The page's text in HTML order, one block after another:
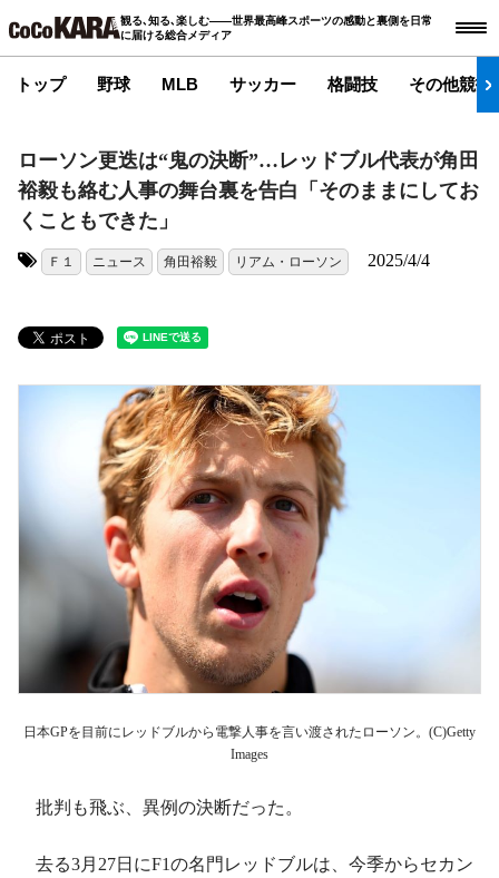
観る､知る､楽しむ――世界最高峰スポーツの感動と裏側を日常
に届ける総合メディア
トップ 野球 MLB サッカー 格闘技 その他競技
ローソン更迭は“鬼の決断”…レッドブル代表が角田
裕毅も絡む人事の舞台裏を告白「そのままにしてお
くこともできた」
Ｆ１ ニュース 角田裕毅 リアム・ローソン 2025/4/4
日本GPを目前にレッドブルから電撃人事を言い渡されたローソン。(C)Getty
Images
批判も飛ぶ、異例の決断だった。
去る3月27日にF1の名門レッドブルは、今季からセカン